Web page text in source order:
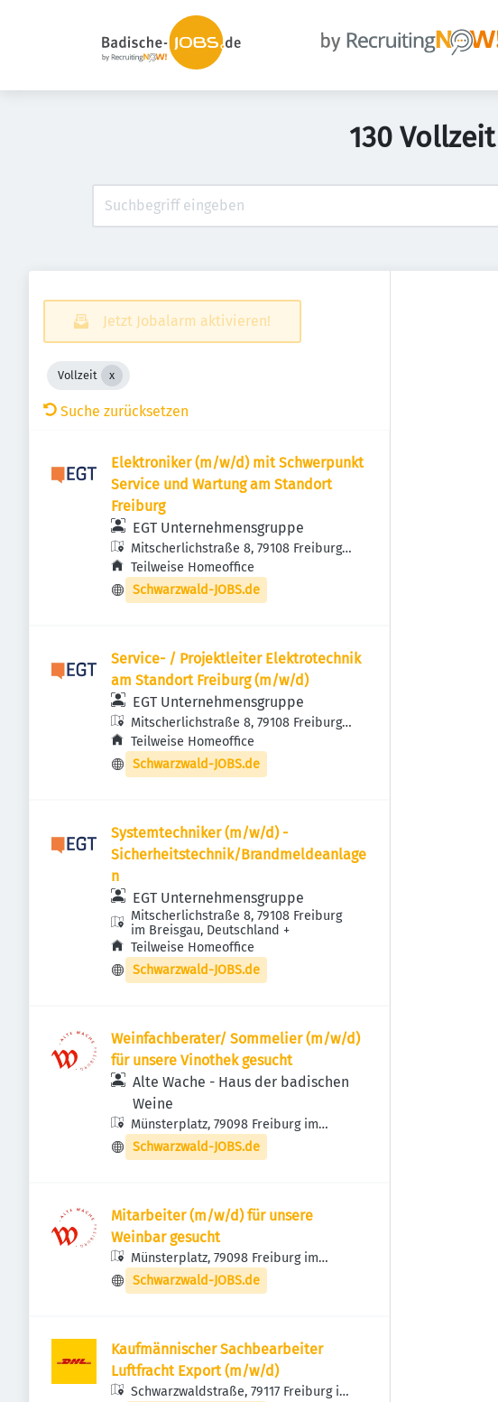
130
Jetzt Jobalarm aktivieren!
Vollzeit
Suche zurücksetzen
Elektroniker (m/w/d) mit Schwerpunkt
Service und Wartung am Standort
Freiburg
EGT Unternehmensgruppe
Mitscherlichstraße 8, 79108 Freiburg
im Breisgau, Deutschland
Teilweise Homeoffice
Schwarzwald-JOBS.de
Service- / Projektleiter Elektrotechnik
am Standort Freiburg (m/w/d)
EGT Unternehmensgruppe
Mitscherlichstraße 8, 79108 Freiburg
im Breisgau, Deutschland
Teilweise Homeoffice
Schwarzwald-JOBS.de
Systemtechniker (m/w/d) -
Sicherheitstechnik/Brandmeldeanlage
n
EGT Unternehmensgruppe
Mitscherlichstraße 8, 79108 Freiburg
im Breisgau, Deutschland +
Teilweise Homeoffice
Schwarzwald-JOBS.de
Weinfachberater/ Sommelier (m/w/d)
für unsere Vinothek gesucht
Alte Wache - Haus der badischen
Weine
Münsterplatz, 79098 Freiburg im
Breisgau, Deutschland
Schwarzwald-JOBS.de
Mitarbeiter (m/w/d) für unsere
Weinbar gesucht
Münsterplatz, 79098 Freiburg im
Breisgau, Deutschland
Schwarzwald-JOBS.de
Kaufmännischer Sachbearbeiter
Luftfracht Export (m/w/d)
Schwarzwaldstraße, 79117 Freiburg im